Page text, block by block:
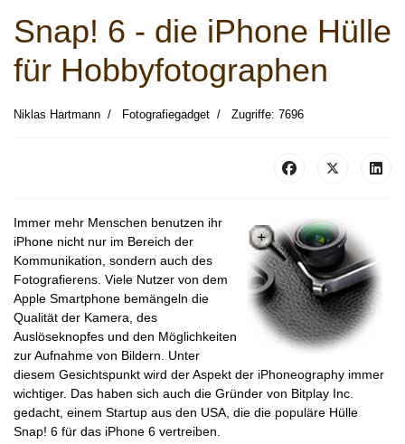
Snap! 6 - die iPhone Hülle
für Hobbyfotographen
Niklas Hartmann Fotografiegadget Zugriffe: 7696
Immer mehr Menschen benutzen ihr
iPhone nicht nur im Bereich der
Kommunikation, sondern auch des
Fotografierens. Viele Nutzer von dem
Apple Smartphone bemängeln die
Qualität der Kamera, des
Auslöseknopfes und den Möglichkeiten
zur Aufnahme von Bildern. Unter
diesem Gesichtspunkt wird der Aspekt der iPhoneography immer
wichtiger. Das haben sich auch die Gründer von Bitplay Inc.
gedacht, einem Startup aus den USA, die die populäre Hülle
Snap! 6 für das iPhone 6 vertreiben.